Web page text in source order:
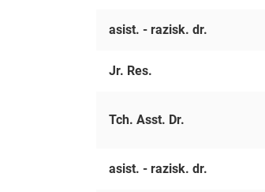
asist. - razisk. dr.
Jr. Res.
Tch. Asst. Dr.
asist. - razisk. dr.